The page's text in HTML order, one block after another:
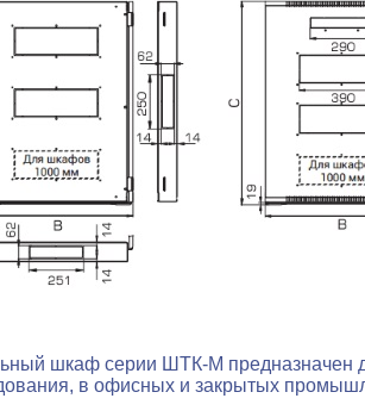
шкаф серии ШТК-М предназначен
в офисных и закрытых